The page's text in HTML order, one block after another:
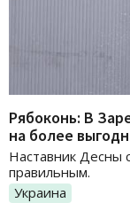
Рябоконь: В
на более
Наставник Десны
правильным.
Украина